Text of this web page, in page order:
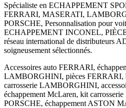
Spécialiste en ECHAPPEMENT
FERRARI, MASERATI,
PORSCHE, Personnalisation pour
ECHAPPEMENT INCONEL,
réseau international de distributeurs
soigneusement sélectionnés.
Accessoires auto FERRARI,
LAMBORGHINI, pièces FERRARI,
carrosserie LAMBORGHINI,
échappement McLaren, kit
PORSCHE, échappement ASTON